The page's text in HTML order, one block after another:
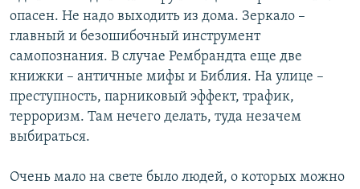
опасен. Не надо выходить из дома. Зеркало –
главный и безошибочный инструмент
самопознания. В случае Рембрандта еще две
книжки – античные мифы и Библия. На улице –
преступность, парниковый эффект, трафик,
терроризм. Там нечего делать, туда незачем
выбираться.
Очень мало на свете было людей, о которых можно